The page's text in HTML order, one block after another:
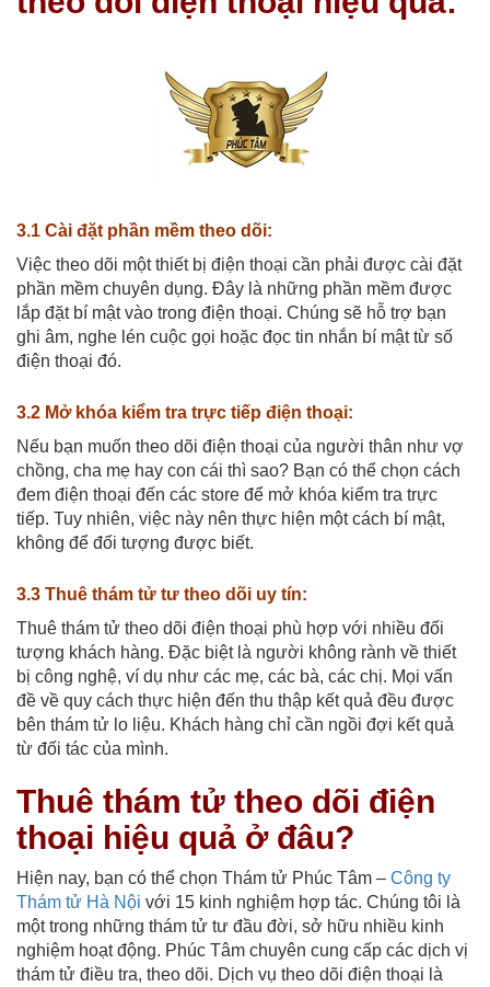
3.1 Cài đặt phần mềm theo dõi:
Việc theo dõi một thiết bị điện thoại cần phải được cài đặt
phần mềm chuyên dụng. Đây là những phần mềm được
lắp đặt bí mật vào trong điện thoại. Chúng sẽ hỗ trợ bạn
ghi âm, nghe lén cuộc gọi hoặc đọc tin nhắn bí mật từ số
điện thoại đó.
3.2 Mở khóa kiểm tra trực tiếp điện thoại:
Nếu bạn muốn theo dõi điện thoại của người thân như vợ
chồng, cha mẹ hay con cái thì sao? Bạn có thể chọn cách
đem điện thoại đến các store để mở khóa kiểm tra trực
tiếp. Tuy nhiên, việc này nên thực hiện một cách bí mật,
không để đối tượng được biết.
3.3 Thuê thám tử tư theo dõi uy tín:
Thuê thám tử theo dõi điện thoại phù hợp với nhiều đối
tượng khách hàng. Đặc biệt là người không rành về thiết
bị công nghệ, ví dụ như các mẹ, các bà, các chị. Mọi vấn
đề về quy cách thực hiện đến thu thập kết quả đều được
bên thám tử lo liệu. Khách hàng chỉ cần ngồi đợi kết quả
từ đối tác của mình.
Thuê thám tử theo dõi điện
thoại hiệu quả ở đâu?
Hiện nay, bạn có thể chọn Thám tử Phúc Tâm – Công ty
Thám tử Hà Nội với 15 kinh nghiệm hợp tác. Chúng tôi là
một trong những thám tử tư đầu đời, sở hữu nhiều kinh
nghiệm hoạt động. Phúc Tâm chuyên cung cấp các dịch vị
thám tử điều tra, theo dõi. Dịch vụ theo dõi điện thoại là